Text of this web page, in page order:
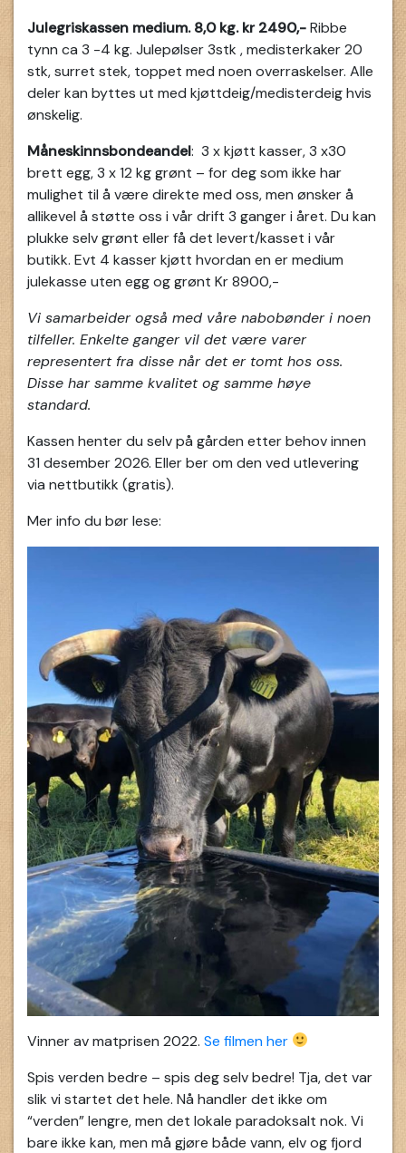
Julegriskassen medium. 8,0 kg. kr 2490,-Ribbe
tynn ca 3 -4 kg. Julepølser 3stk , medisterkaker 20
stk, surret stek, toppet med noen overraskelser. Alle
deler kan byttes ut med kjøttdeig/medisterdeig hvis
ønskelig.
Måneskinnsbondeandel: 3 x kjøtt kasser, 3 x30
brett egg, 3 x 12 kg grønt – for deg som ikke har
mulighet til å være direkte med oss, men ønsker å
allikevel å støtte oss i vår drift 3 ganger i året. Du kan
plukke selv grønt eller få det levert/kasset i vår
butikk. Evt 4 kasser kjøtt hvordan en er medium
julekasse uten egg og grønt Kr 8900,-
Vi samarbeider også med våre nabobønder i noen
tilfeller. Enkelte ganger vil det være varer
representert fra disse når det er tomt hos oss.
Disse har samme kvalitet og samme høye
standard.
Kassen henter du selv på gården etter behov innen
31 desember 2026. Eller ber om den ved utlevering
via nettbutikk (gratis).
Mer info du bør lese:
Vinner av matprisen 2022. Se filmen her
Spis verden bedre – spis deg selv bedre! Tja, det var
slik vi startet det hele. Nå handler det ikke om
“verden” lengre, men det lokale paradoksalt nok. Vi
bare ikke kan, men må gjøre både vann, elv og fjord